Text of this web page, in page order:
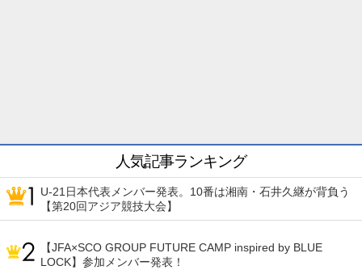
人気記事ランキング
U-21日本代表メンバー発表。10番は湘南・石井久継が背負う
【第20回アジア競技大会】
【JFA×SCO GROUP FUTURE CAMP inspired by BLUE
LOCK】参加メンバー発表！